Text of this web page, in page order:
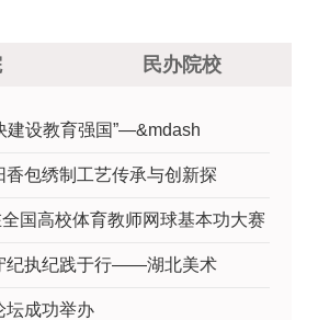
民办院校
建设教育强国”—&mdash
包绣制工艺传承与创新探
国高校体育教师网球基本功大赛
纪执纪践于行——湖北美术
坛成功举办